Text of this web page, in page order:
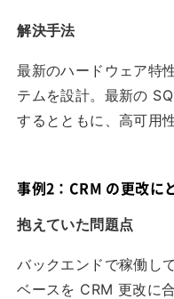
解決手法
最新のハードウェア特
テムを設計。最新の
するとともに、高可用
事例2：CRM の更改に
抱えていた問題点
バックエンドで稼働し
ベースを CRM 更改に